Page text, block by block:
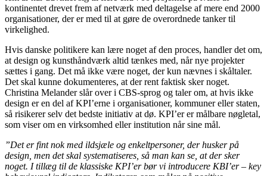
kontinentet drevet frem af netværk med deltagelse af mere end 2000
organisationer, der er med til at gøre de overordnede tanker til
virkelighed.
Hvis danske politikere kan lære noget af den proces, handler det om,
at design og kunsthåndværk altid tænkes med, når nye projekter
sættes i gang. Det må ikke være noget, der kun nævnes i skåltaler.
Det skal kunne dokumenteres, at der rent faktisk sker noget.
Christina Melander slår over i CBS-sprog og taler om, at hvis ikke
design er en del af KPI’erne i organisationer, kommuner eller staten,
så risikerer selv det bedste initiativ at dø. KPI’er er målbare nøgletal,
som viser om en virksomhed eller institution når sine mål.
”Det er fint nok med ildsjæle og enkeltpersoner, der husker på
design, men det skal systematiseres, så man kan se, at der sker
noget. I tillæg til de klassiske KPI’er bør vi introducere KBI’er – key